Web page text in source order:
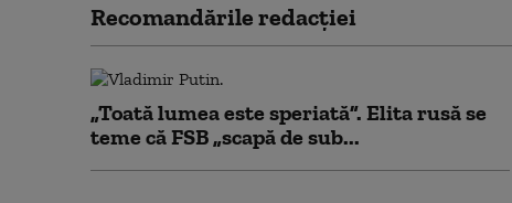
Recomandările redacţiei
„Toată lumea este speriată”. Elita rusă se
teme că FSB „scapă de sub...